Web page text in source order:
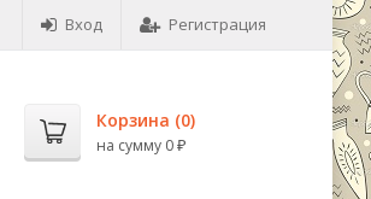
Вход Регистрация
Корзина (0)
на сумму 0 ₽